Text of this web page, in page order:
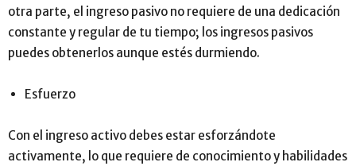
otra parte, el ingreso pasivo no requiere de una dedicación
constante y regular de tu tiempo; los ingresos pasivos
puedes obtenerlos aunque estés durmiendo.
Esfuerzo
Con el ingreso activo debes estar esforzándote
activamente, lo que requiere de conocimiento y habilidades